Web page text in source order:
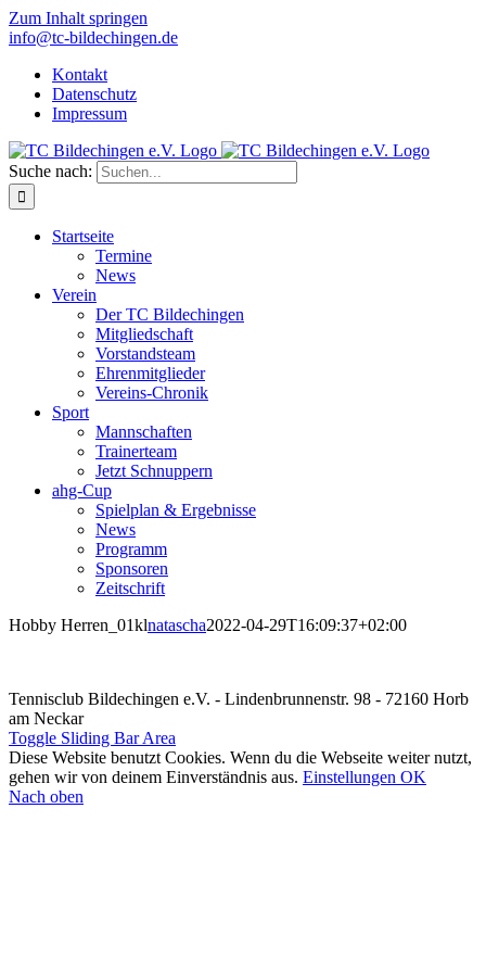
Zum Inhalt springen
info@tc-bildechingen.de
Kontakt
Datenschutz
Impressum
Suche nach:
Startseite
Termine
News
Verein
Der TC Bildechingen
Mitgliedschaft
Vorstandsteam
Ehrenmitglieder
Vereins-Chronik
Sport
Mannschaften
Trainerteam
Jetzt Schnuppern
ahg-Cup
Spielplan & Ergebnisse
News
Programm
Sponsoren
Zeitschrift
Hobby Herren_01klnatascha2022-04-29T16:09:37+02:00
Tennisclub Bildechingen e.V. - Lindenbrunnenstr. 98 - 72160 Horb
am Neckar
Toggle Sliding Bar Area
Diese Website benutzt Cookies. Wenn du die Webseite weiter nutzt,
gehen wir von deinem Einverständnis aus. Einstellungen OK
Nach oben